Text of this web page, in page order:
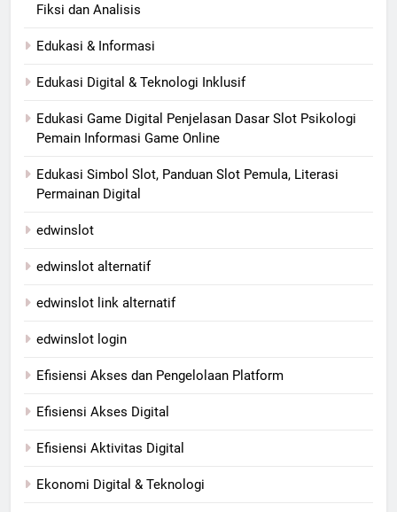
Fiksi dan Analisis
Edukasi & Informasi
Edukasi Digital & Teknologi Inklusif
Edukasi Game Digital Penjelasan Dasar Slot Psikologi
Pemain Informasi Game Online
Edukasi Simbol Slot, Panduan Slot Pemula, Literasi
Permainan Digital
edwinslot
edwinslot alternatif
edwinslot link alternatif
edwinslot login
Efisiensi Akses dan Pengelolaan Platform
Efisiensi Akses Digital
Efisiensi Aktivitas Digital
Ekonomi Digital & Teknologi